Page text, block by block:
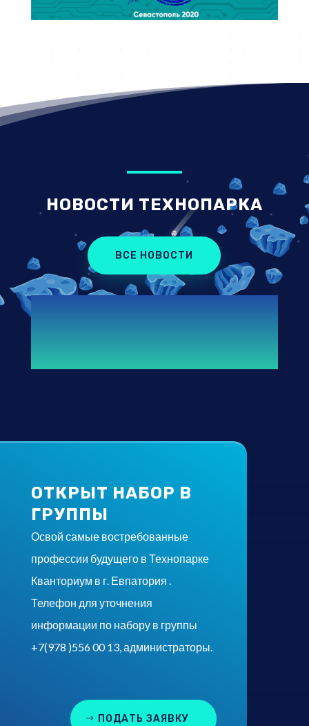
НОВОСТИ ТЕХНОПАРКА
ВСЕ НОВОСТИ
ОТКРЫТ НАБОР В
ГРУППЫ
Освой самые востребованные
профессии будущего в Технопарке
Кванториум в г. Евпатория .
Телефон для уточнения
информации по набору в группы
+7(978 )556 00 13, администраторы.
ПОДАТЬ ЗАЯВКУ